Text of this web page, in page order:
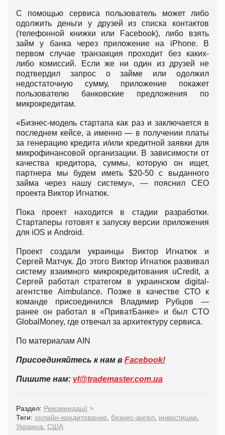
С помощью сервиса пользователь может либо
одолжить деньги у друзей из списка контактов
(телефонной книжки или Facebook), либо взять
займ у банка через приложение на iPhone. В
первом случае транзакция проходит без каких-
либо комиссий. Если же ни один из друзей не
подтвердил запрос о займе или одолжил
недостаточную сумму, приложение покажет
пользователю банковские предложения по
микрокредитам.
«Бизнес-модель стартапа как раз и заключается в
последнем кейсе, а именно — в получении платы
за генерацию кредита и/или кредитной заявки для
микрофинансовой организации. В зависимости от
качества кредитора, суммы, которую он ищет,
партнера мы будем иметь $20-50 с выданного
займа через нашу систему», — пояснил CEO
проекта Виктор Игнатюк.
Пока проект находится в стадии разработки.
Стартаперы готовят к запуску версии приложения
для iOS и Android.
Проект создали украинцы Виктор Игнатюк и
Сергей Матчук. До этого Виктор Игнатюк развивал
систему взаимного микрокредитования uCredit, а
Сергей работал стратегом в украинском digital-
агентстве Aimbulance. Позже в качестве СТО к
команде присоединился Владимир Рубцов —
ранее он работал в «ПриватБанке» и был CTO
GlobalMoney, где отвечал за архитектуру сервиса.
По материалам AIN
Присоединяйтесь к нам в Facebook!
Пишите нам: vl@trademaster.com.ua
Раздел: Рекомендації >
Теги: онлайн-кредитование бизнес-ангел инвестиции
Украина США